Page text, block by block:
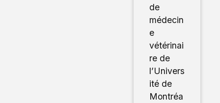
de
médecin
e
vétérinai
re de
l’Univers
ité de
Montréa